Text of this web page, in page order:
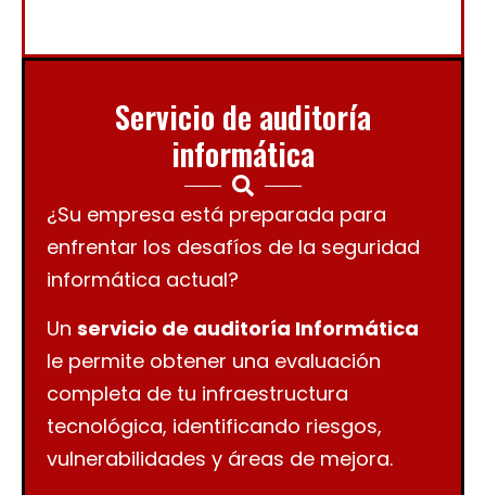
Servicio de auditoría
informática
¿Su empresa está preparada para
enfrentar los desafíos de la seguridad
informática actual?
Un servicio de auditoría Informática
le permite obtener una evaluación
completa de tu infraestructura
tecnológica, identificando riesgos,
vulnerabilidades y áreas de mejora.